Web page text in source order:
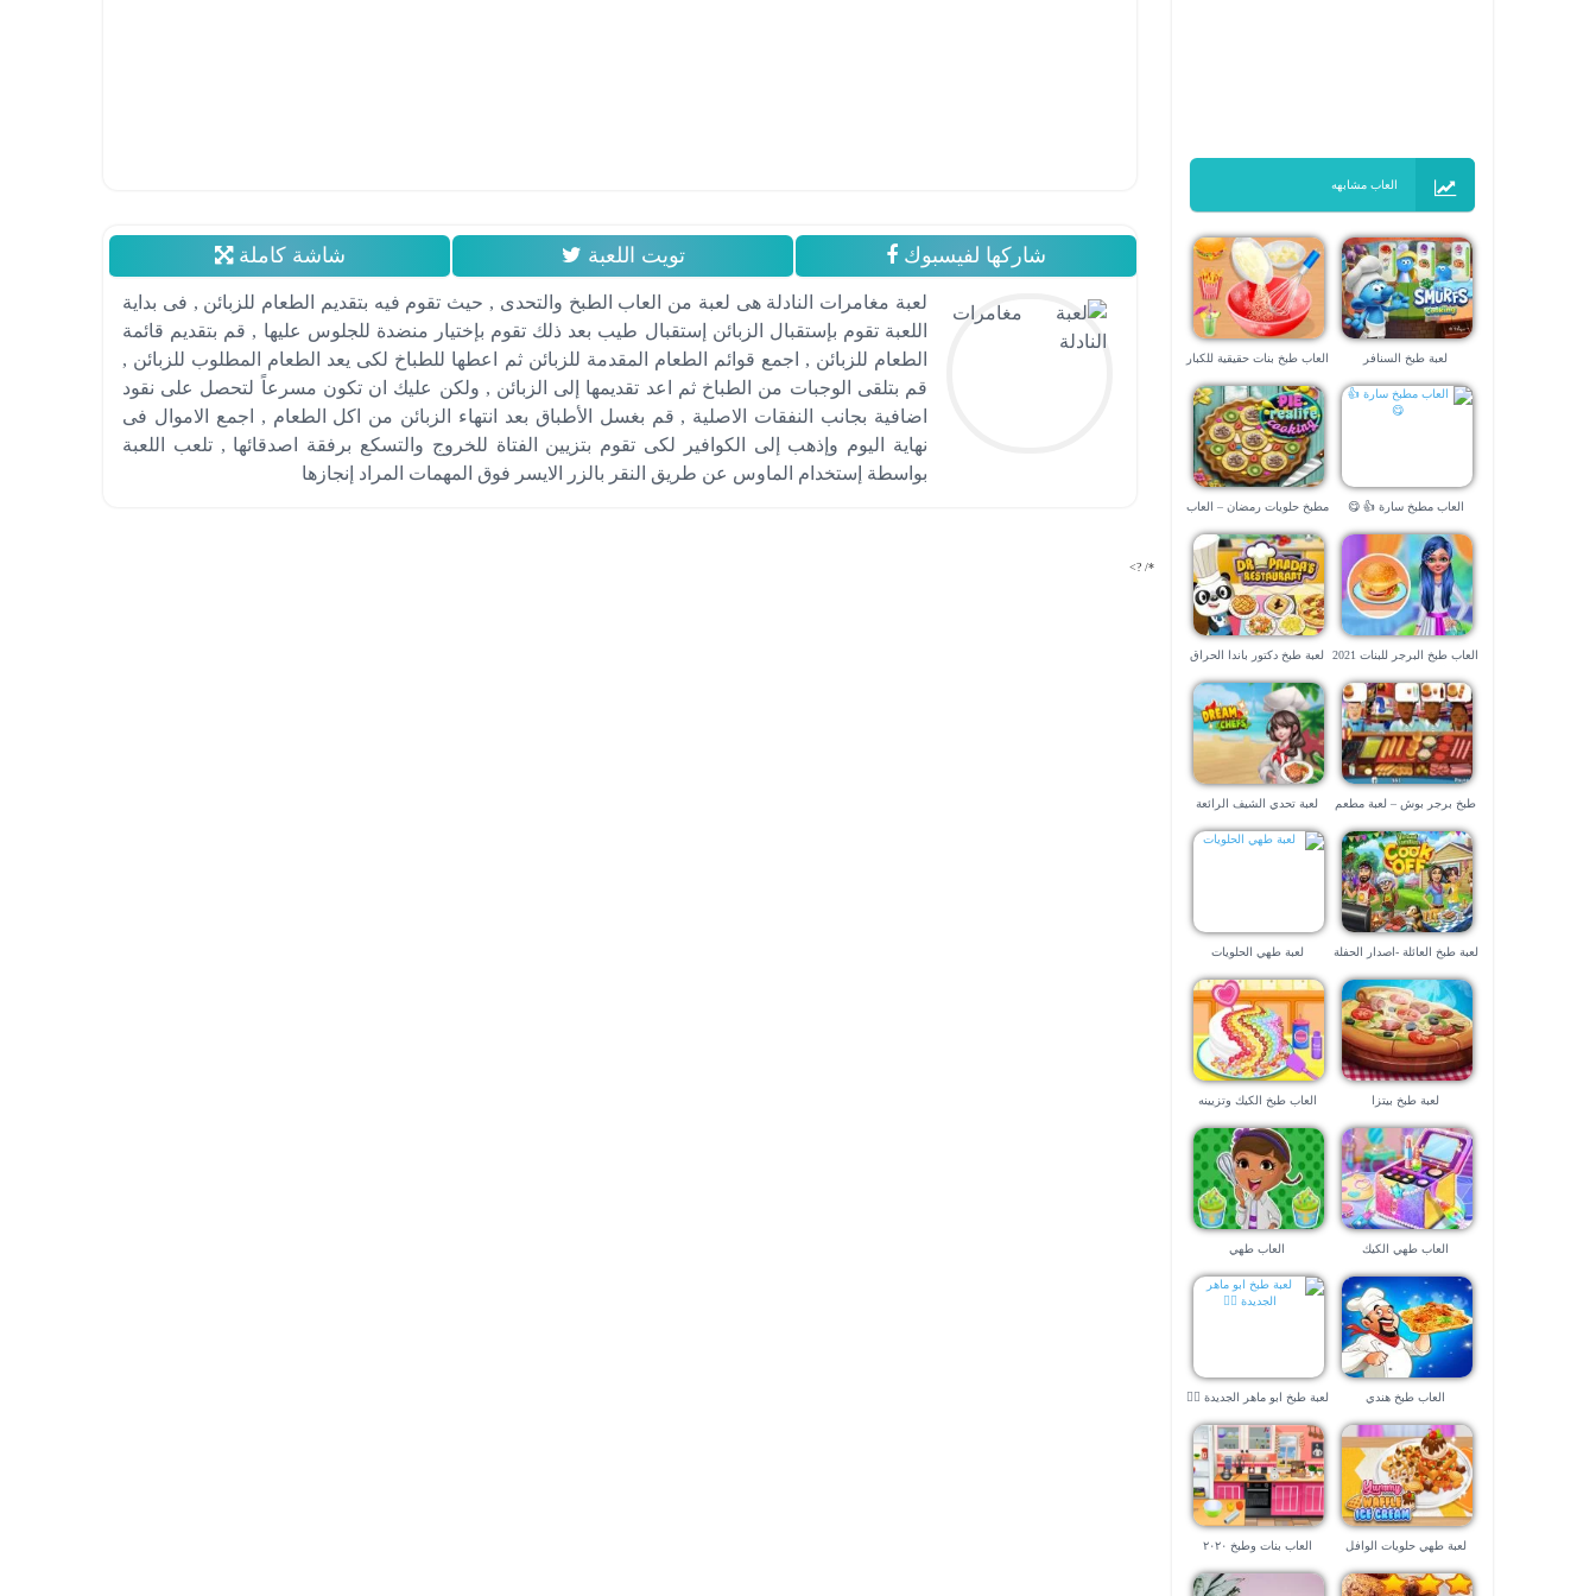
العاب مشابهه
لعبة طبخ السنافر العاب طبخ بنات حقيقية للكبار
العاب مطبخ سارة 👍 😋
مطبخ حلويات رمضان – العاب
العاب طبخ البرجر للبنات 2021
لعبة طبخ دكتور باندا الحراق
طبخ برجر بوش – لعبة مطعم
لعبة تحدي الشيف الرائعة
لعبة طبخ العائلة -اصدار الحفلة لعبة طهي الحلويات
لعبة طبخ بيتزا العاب طبخ الكيك وتزيينه
العاب طهي الكيك العاب طهي
العاب طبخ هندي لعبة طبخ ابو ماهر الجديدة 👱‍♀️
لعبة طهي حلويات الوافل
العاب بنات وطبخ ٢٠٢٠
شاركها لفيسبوك تويت اللعبة شاشة كاملة
لعبة مغامرات النادلة هى لعبة من العاب الطبخ والتحدى , حيث تقوم فيه بتقديم الطعام للزبائن , فى بداية
اللعبة تقوم بإستقبال الزبائن إستقبال طيب بعد ذلك تقوم بإختيار منضدة للجلوس عليها , قم بتقديم قائمة
الطعام للزبائن , اجمع قوائم الطعام المقدمة للزبائن ثم اعطها للطباخ لكى يعد الطعام المطلوب للزبائن ,
قم بتلقى الوجبات من الطباخ ثم اعد تقديمها إلى الزبائن , ولكن عليك ان تكون مسرعاً لتحصل على نقود
اضافية بجانب النفقات الاصلية , قم بغسل الأطباق بعد انتهاء الزبائن من اكل الطعام , اجمع الاموال فى
نهاية اليوم وإذهب إلى الكوافير لكى تقوم بتزيين الفتاة للخروج والتسكع برفقة اصدقائها , تلعب اللعبة
بواسطة إستخدام الماوس عن طريق النقر بالزر الايسر فوق المهمات المراد إنجازها
*/ ?>